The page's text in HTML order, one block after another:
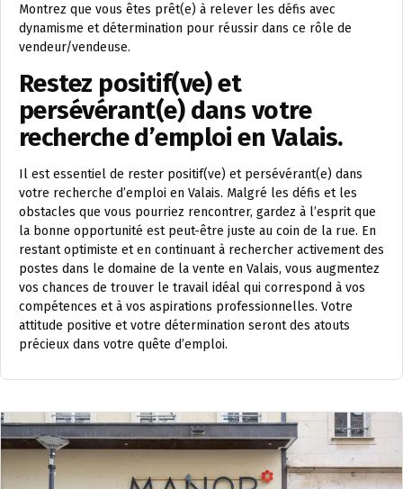
Montrez que vous êtes prêt(e) à relever les défis avec
dynamisme et détermination pour réussir dans ce rôle de
vendeur/vendeuse.
Restez positif(ve) et
persévérant(e) dans votre
recherche d’emploi en Valais.
Il est essentiel de rester positif(ve) et persévérant(e) dans
votre recherche d’emploi en Valais. Malgré les défis et les
obstacles que vous pourriez rencontrer, gardez à l’esprit que
la bonne opportunité est peut-être juste au coin de la rue. En
restant optimiste et en continuant à rechercher activement des
postes dans le domaine de la vente en Valais, vous augmentez
vos chances de trouver le travail idéal qui correspond à vos
compétences et à vos aspirations professionnelles. Votre
attitude positive et votre détermination seront des atouts
précieux dans votre quête d’emploi.